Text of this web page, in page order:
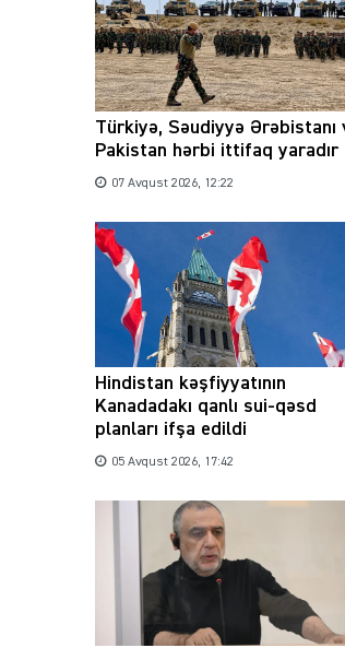
Türkiyə, Səudiyyə Ərəbistanı
Pakistan hərbi ittifaq yaradır
07 Avqust 2026, 12:22
Hindistan kəşfiyyatının
Kanadadakı qanlı sui-qəsd
planları ifşa edildi
05 Avqust 2026, 17:42